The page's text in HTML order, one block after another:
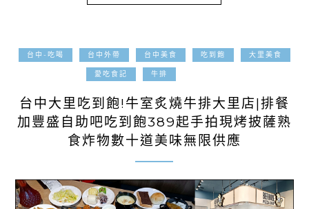
台中-吃喝 台中外帶 台中美食 吃到飽 大里美食
愛吃食記 牛排
台中大里吃到飽!牛室炙燒牛排大里店|排餐
加豐盛自助吧吃到飽389起手拍現烤披薩熟
食炸物數十道美味無限供應